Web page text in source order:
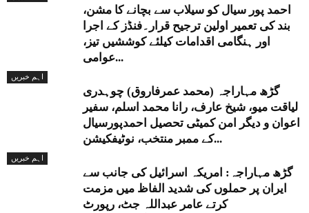
احمد پور سیال کو سیلاب سے بچانے کا مشن،
بند کی تعمیر اولین ترجیح قرار۔فنڈز کے اجرا
اور ہنگامی اقدامات کیلئے کوششیں تیز،
عوامی...
اہم خبریں
گڑھ مہاراجہ (محمد عمرفاروق) چوہدری
لیاقت میو، شیخ عارف، رانا محمد اسلم، سفیر
اعوان و دیگر امن کمیٹی تحصیل احمدپورسیال
کے ممبر منتخب، نوٹیفکیشن...
اہم خبریں
گڑھ مہاراجہ: امریکہ اسرائیل کی جانب سے
ایران پر حملوں کی شدید الفاظ میں مزمت
کرتے عامر عبداللہ جٹ، رپورٹ